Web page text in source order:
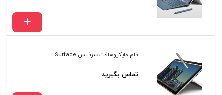
قلم مایکروسافت سرفیس Surface
تماس بگیرید